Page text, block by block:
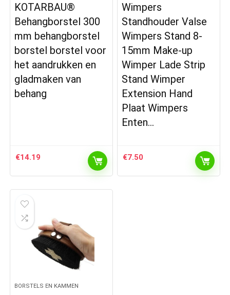
KOTARBAU®
Behangborstel 300
mm behangborstel
borstel borstel voor
het aandrukken en
gladmaken van
behang
€14.19
Wimpers
Standhouder Valse
Wimpers Stand 8-
15mm Make-up
Wimper Lade Strip
Stand Wimper
Extension Hand
Plaat Wimpers
Enten…
€7.50
BORSTELS EN KAMMEN